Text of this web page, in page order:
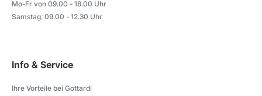
Mo-Fr von 09.00 - 18.00 Uhr
Samstag: 09.00 - 12.30 Uhr
Info & Service
Ihre Vorteile bei Gottardi